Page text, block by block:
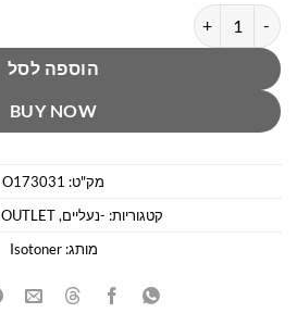
כמות של נעלי בית שחורות איזוטונר
הוספה לסל
BUY NOW
מק"ט: O173031
קטגוריות: -נעליים,
OUTLET
מותג:Isotoner